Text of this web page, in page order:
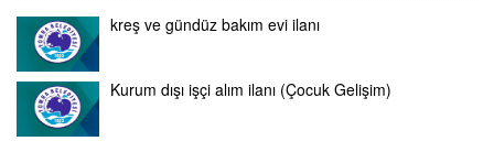
kreş ve gündüz bakım evi ilanı
Kurum dışı işçi alım ilanı (Çocuk Gelişim)